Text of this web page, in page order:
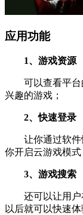
应用功能
1、游戏资源
可以查看平台
兴趣的游戏；
2、快速登录
让你通过软件
你开启云游戏模式
3、游戏搜索
还可以让用户
以后就可以快速体